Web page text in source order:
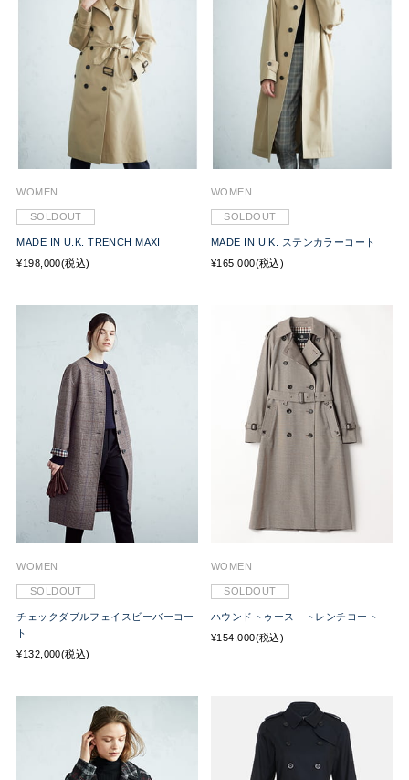
WOMEN
SOLDOUT
MADE IN U.K. TRENCH MAXI
¥198,000(税込)
WOMEN
SOLDOUT
MADE IN U.K. ステンカラーコート
¥165,000(税込)
WOMEN
SOLDOUT
チェックダブルフェイスビーバーコー
ト
¥132,000(税込)
WOMEN
SOLDOUT
ハウンドトゥース トレンチコート
¥154,000(税込)